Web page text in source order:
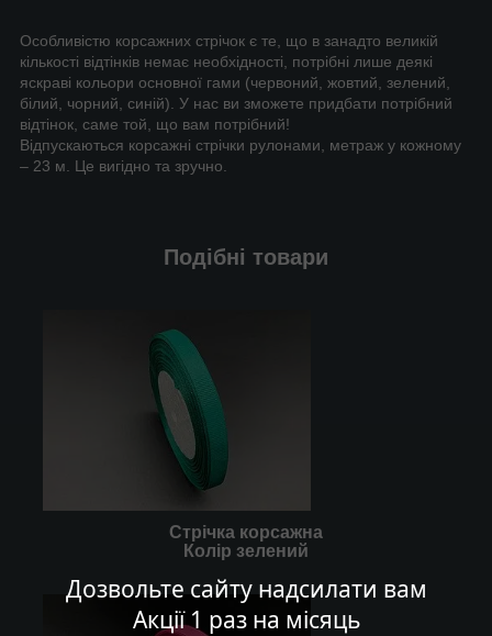
Дозвольте сайту надсилати вам
Акції 1 раз на місяць
Особливістю корсажних стрічок є те, що в занадто великій
кількості відтінків немає необхідності, потрібні лише деякі
яскраві кольори основної гами (червоний, жовтий, зелений,
білий, чорний, синій). У нас ви зможете придбати потрібний
відтінок, саме той, що вам потрібний!
Відпускаються корсажні стрічки рулонами, метраж у кожному
– 23 м. Це вигідно та зручно.
Подібні товари
Стрічка корсажна
Колір зелений